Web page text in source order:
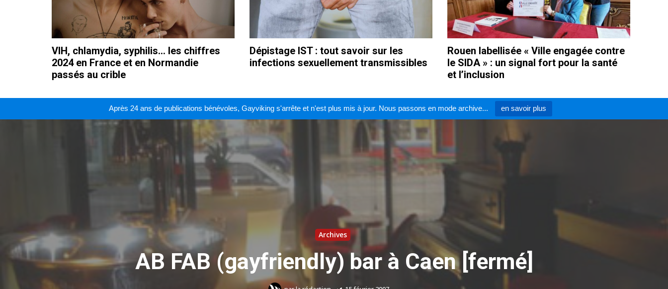
VIH, chlamydia, syphilis… les chiffres
2024 en France et en Normandie
passés au crible
Dépistage IST : tout savoir sur les
infections sexuellement transmissibles
Rouen labellisée « Ville engagée contre
le SIDA » : un signal fort pour la santé
et l’inclusion